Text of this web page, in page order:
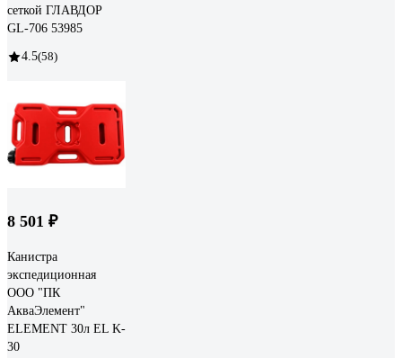
сеткой ГЛАВДОР
GL-706 53985
4.5(58)
8 501 ₽
Канистра
экспедиционная
ООО "ПК
АкваЭлемент"
ELEMENT 30л EL K-
30